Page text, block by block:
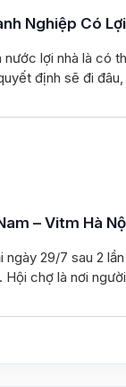
Nghiệp Có
lợi nhà là có
định sẽ đi
– Vitm Hà
ngày 29/7 sau 2
Hội chợ là nơi